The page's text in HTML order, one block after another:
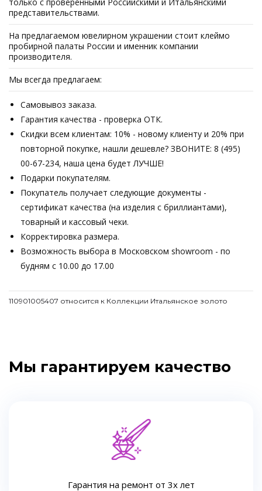
представительствами.
На предлагаемом ювелирном украшении стоит клеймо
пробирной палаты России и именник компании
производителя.
Мы всегда предлагаем:
Самовывоз заказа.
Гарантия качества - проверка ОТК.
Скидки всем клиентам: 10% - новому клиенту и 20% при
повторной покупке, нашли дешевле? ЗВОНИТЕ: 8 (495)
00-67-234, наша цена будет ЛУЧШЕ!
Подарки покупателям.
Покупатель получает следующие документы -
сертификат качества (на изделия с бриллиантами),
товарный и кассовый чеки.
Корректировка размера.
Возможность выбора в Московском showroom - по
будням с 10.00 до 17.00
110901005407 относится к Коллекции Итальянское золото
Мы гарантируем качество
Гарантия на ремонт от 3х лет